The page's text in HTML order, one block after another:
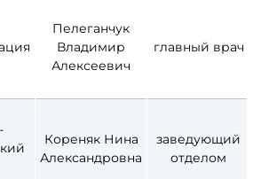
Пелеганчук
Владимир
Алексеевич
главный врач
Кореняк Нина
Александровна
заведующий
отделом